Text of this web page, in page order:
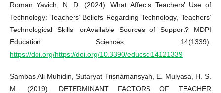
Roman Yavich, N. D. (2024). What Affects Teachers’ Use of
Technology: Teachers’ Beliefs Regarding Technology, Teachers’
Technological Skills, orAvailable Sources of Support? MDPI
Education Sciences, 14(1339).
https://doi.org/https://doi.org/10.3390/educsci14121339
Sambas Ali Muhidin, Sutaryat Trisnamansyah, E. Mulyasa, H. S.
M. (2019). DETERMINANT FACTORS OF TEACHER